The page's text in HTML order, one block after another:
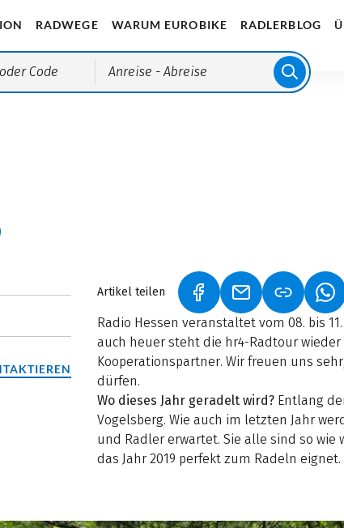
RADWEGE WARUM EUROBIKE RADLERBLOG
Anreise - Abreise
Artikel teilen (LINK ÖFFNET IN NEUEM
(LINK ÖFFNET IN
Radio Hessen veranstaltet vom 08. bis
auch heuer steht die hr4-Radtour
Kooperationspartner. Wir freuen uns
dürfen.
Wo dieses Jahr geradelt wird? Entlang
Vogelsberg. Wie auch im letzten Jahr
und Radler erwartet. Sie alle sind so wie
das Jahr 2019 perfekt zum Radeln eignet.